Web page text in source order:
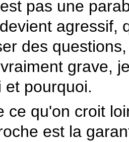
pas une
agressif,
des
grave,
et pourquoi.
ce qu'on croit
est la